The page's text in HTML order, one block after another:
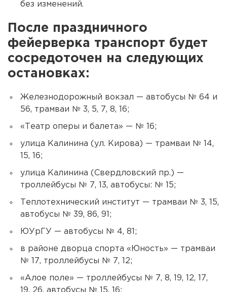
без изменений.
После праздничного
фейерверка транспорт будет
сосредоточен на следующих
остановках:
Железнодорожный вокзал — автобусы № 64 и
56, трамваи № 3, 5, 7, 8, 16;
«Театр оперы и балета» — № 16;
улица Калинина (ул. Кирова) — трамваи № 14,
15, 16;
улица Калинина (Свердловский пр.) —
троллейбусы № 7, 13, автобусы: № 15;
Теплотехнический институт — трамваи № 3, 15,
автобусы № 39, 86, 91;
ЮУрГУ — автобусы № 4, 81;
в районе дворца спорта «Юность» — трамваи
№ 17, троллейбусы № 7, 12;
«Алое поле» — троллейбусы № 7, 8, 19, 12, 17,
19, 26, автобусы № 15, 16;